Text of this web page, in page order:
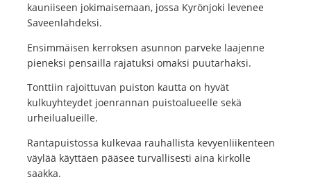
kauniiseen jokimaisemaan, jossa Kyrönjoki levenee
Saveenlahdeksi.
Ensimmäisen kerroksen asunnon parveke laajenne
pieneksi pensailla rajatuksi omaksi puutarhaksi.
Tonttiin rajoittuvan puiston kautta on hyvät
kulkuyhteydet joenrannan puistoalueelle sekä
urheilualueille.
Rantapuistossa kulkevaa rauhallista kevyenliikenteen
väylää käyttäen pää­see turvallisesti aina kirkolle
saakka.